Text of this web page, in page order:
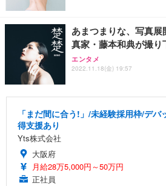
あまつまりな、写真
真家・藤本和典が撮り
エンタメ
2022.11.18(金) 19:57
「まだ間に合う!」/未経験採用枠/デ
得支援あり
Yts株式会社
大阪府
月給28万5,000円～50万円
正社員